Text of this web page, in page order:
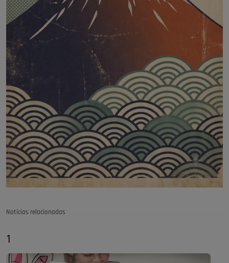
Noticias relacionadas
1